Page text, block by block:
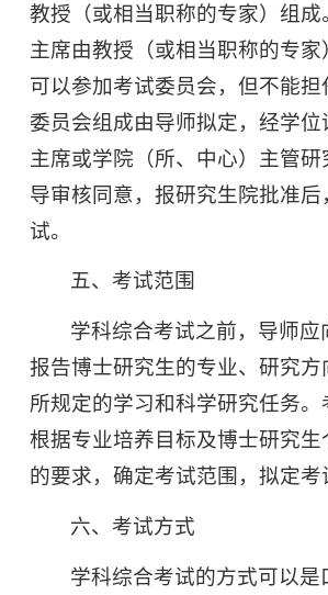
教授（或相当职称的专家）组成
主席由教授（或相当职称的专家
可以参加考试委员会，但不能担
委员会组成由导师拟定，经学位
主席或学院（所、中心）主管研
导审核同意，报研究生院批准后
试。
五、考试范围
学科综合考试之前，导师应
报告博士研究生的专业、研究方
所规定的学习和科学研究任务。
根据专业培养目标及博士研究生
的要求，确定考试范围，拟定考
六、考试方式
学科综合考试的方式可以是